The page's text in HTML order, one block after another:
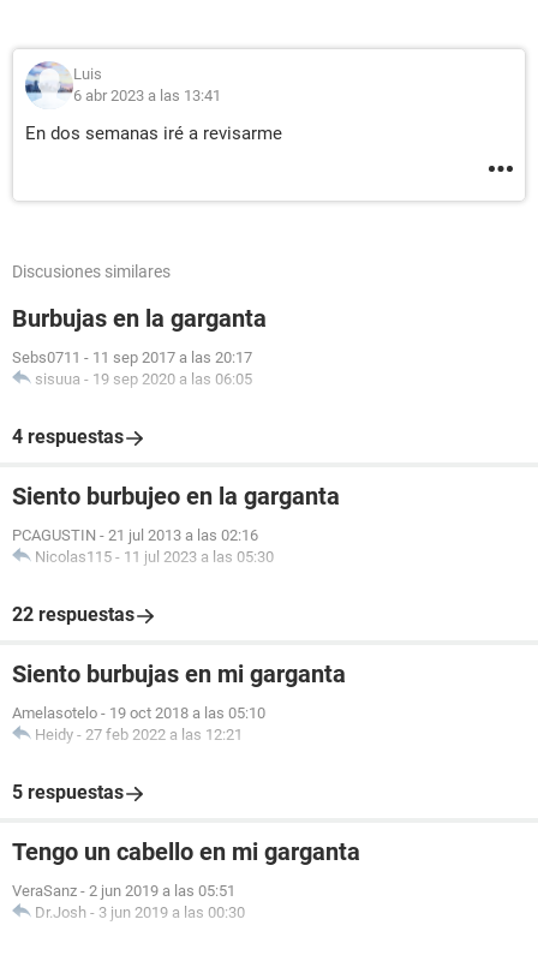
Luis
6 abr 2023 a las 13:41
En dos semanas iré a revisarme
Discusiones similares
Burbujas en la garganta
Sebs0711 - 11 sep 2017 a las 20:17
sisuua - 19 sep 2020 a las 06:05
4 respuestas
Siento burbujeo en la garganta
PCAGUSTIN - 21 jul 2013 a las 02:16
Nicolas115 - 11 jul 2023 a las 05:30
22 respuestas
Siento burbujas en mi garganta
Amelasotelo - 19 oct 2018 a las 05:10
Heidy - 27 feb 2022 a las 12:21
5 respuestas
Tengo un cabello en mi garganta
VeraSanz - 2 jun 2019 a las 05:51
Dr.Josh - 3 jun 2019 a las 00:30